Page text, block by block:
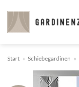
Inhalt
springen
Start » Schiebegardinen »